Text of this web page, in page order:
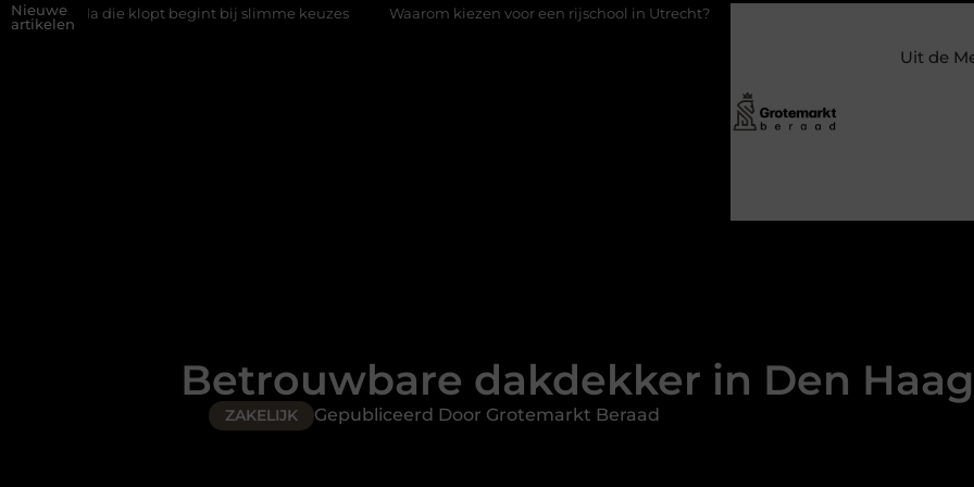
Nieuwe
artikelen
begint bij slimme keuzes Waarom kiezen voor een rijschool in Utrecht? Duurzaamheid verweven in de bedrijfsvoering
Uit de
Betrouwbare dakdekker in Den
ZAKELIJK Gepubliceerd Door Grotemarkt Beraad